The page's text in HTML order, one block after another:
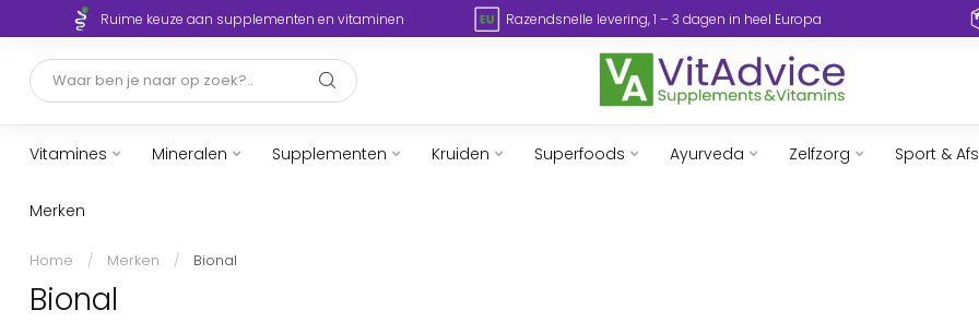
Ruime keuze aan supplementen en vitaminen Razendsnelle levering, 1 – 3 dagen in heel Europa
Vitamines Mineralen Supplementen Kruiden Superfoods Ayurveda Zelfzorg Sport &
Merken
Home / Merken / Bional
Bional